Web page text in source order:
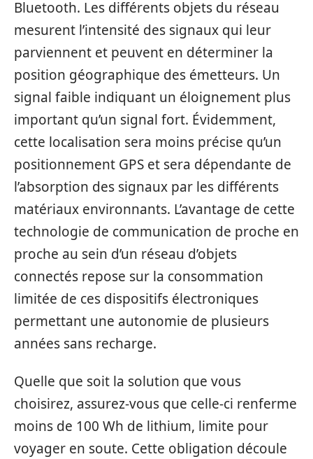
Bluetooth. Les différents objets du réseau
mesurent l’intensité des signaux qui leur
parviennent et peuvent en déterminer la
position géographique des émetteurs. Un
signal faible indiquant un éloignement plus
important qu’un signal fort. Évidemment,
cette localisation sera moins précise qu’un
positionnement GPS et sera dépendante de
l’absorption des signaux par les différents
matériaux environnants. L’avantage de cette
technologie de communication de proche en
proche au sein d’un réseau d’objets
connectés repose sur la consommation
limitée de ces dispositifs électroniques
permettant une autonomie de plusieurs
années sans recharge.
Quelle que soit la solution que vous
choisirez, assurez-vous que celle-ci renferme
moins de 100 Wh de lithium, limite pour
voyager en soute. Cette obligation découle